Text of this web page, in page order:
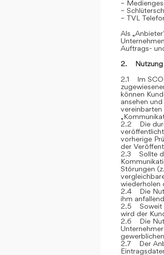
–
–
– TVL
Als
Auftrags-
2. Nutzung
2.1 Im SCO
können
ansehen
vereinbarten
2.2 Die
vorherige
der
2.3 Sollte
Störungen
wiederholen
2.4 Die
ihm
2.5 Soweit
wird der
2.6 Die
2.7 Der